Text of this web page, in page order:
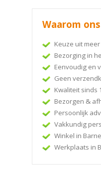
Waarom ons
Keuze uit
Bezorging in
Eenvoudig en
Geen
Kwaliteit sinds
Bezorgen &
Persoonlijk
Vakkundig
Winkel in
Werkplaats in